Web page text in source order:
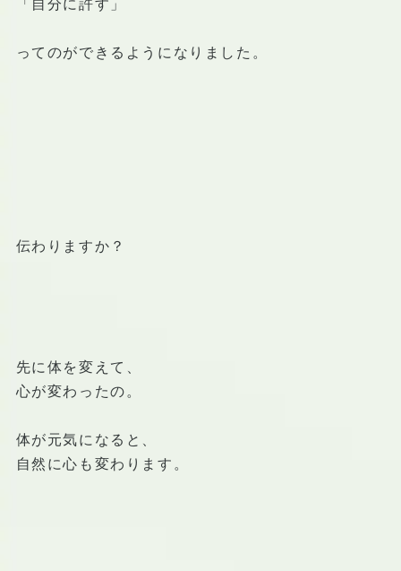
「自分に許す」
ってのができるようになりました。
伝わりますか？
先に体を変えて、
心が変わったの。
体が元気になると、
自然に心も変わります。